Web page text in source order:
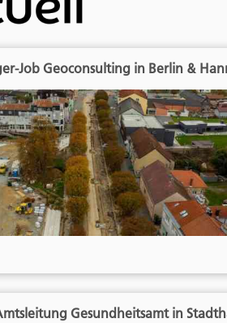
Job Geoconsulting in Berlin &
Gesundheitsamt in